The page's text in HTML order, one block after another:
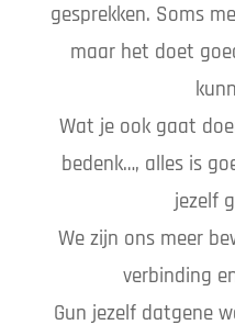
gesprekken. Soms
maar het doet
Wat je ook gaat
bedenk…, alles is
jezelf
We zijn ons meer
verbinding
Gun jezelf datgene